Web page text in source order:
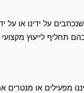
על ידינו או על
תחליף לייעוץ מקצועי
מפעילים או מנטרים